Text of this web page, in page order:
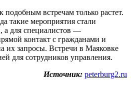
встречам только растет.
такие мероприятия стали
а для специалистов —
контакт с гражданами и
их запросы. Встречи в Маяковке
для сотрудников управления.
Источник: peterburg2.ru